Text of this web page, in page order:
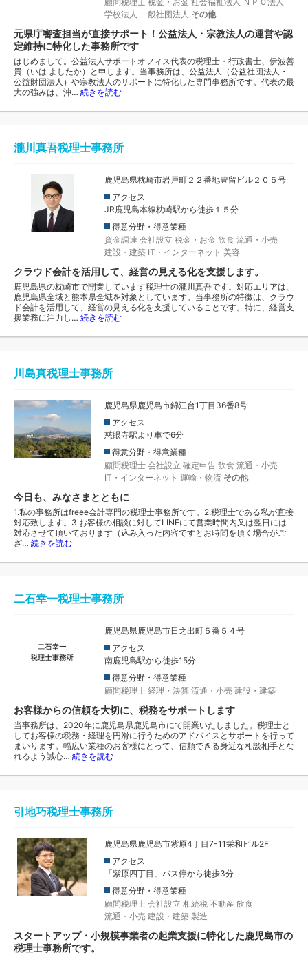
学校法人 一般社団法人 その他
元県庁審査担当が直接サポート！公益法人・宗教法人の運営や認
定維持に特化した事務所です
はじめまして。公益法人サポートオフィス代表の税理士・行政書士、伊波善
貴（いは よしたか）と申します。当事務所は、公益法人（公益社団法人・
公益財団法人）や宗教法人のサポートに特化した専門事務所です。代表の最
大の強みは、沖… 続きを読む
瀧川真吾税理士事務所
鹿児島県枕崎市岩戸町２２番地豊留ビル２０５号
アクセス
JR鹿児島本線枕崎駅から徒歩１５分
得意分野・得意業種
資金調達 会社設立 税金・お金 飲食 流通・小売
建設・建築 IT・インターネット 美容
クラウド会計を活用して、経営の見える化を支援します。
鹿児島県の枕崎市で開業しています税理士の瀧川真吾です。対応エリアは、
鹿児島県全域と熊本県全域を対象としています。当事務所の特徴は、クラウ
ド会計を活用して、経営の見える化を支援していることです。特に、経営支
援業務に注力し… 続きを読む
川島真税理士事務所
鹿児島県鹿児島市錦江台1丁目36番8号
アクセス
慈眼寺駅より車で6分
得意分野・得意業種
顧問税理士 会社設立 確定申告 飲食 流通・小売
IT・インターネット 運輸・物流 その他
今日も、みなさまとともに
1.私の事務所はfreee会計専門の税理士事務所です。2.税理士である私が直接
対応致します。3.お客様の相談に対してLINEにて営業時間内又は翌日には
対応させて頂いております（込み入った内容ですとお時間を頂く場合がご
ざ… 続きを読む
二石幸一税理士事務所
鹿児島県鹿児島市日之出町５番５４号
アクセス
南鹿児島駅から徒歩15分
得意分野・得意業種
顧問税理士 経理・決算 流通・小売 建設・建築
お客様からの信頼を大切に、税務をサポートします
当事務所は、2020年に鹿児島県鹿児島市にて開業いたしました。税理士と
してお客様の税務・経理を円滑に行うためのアドバイスとサポートを行って
まいります。幅広い業種のお客様にとって、信頼できる身近な相談相手とな
れるよう誠心… 続きを読む
引地巧税理士事務所
鹿児島県鹿児島市紫原4丁目7-11栄和ビル2F
アクセス
「紫原四丁目」バス停から徒歩3分
得意分野・得意業種
顧問税理士 会社設立 相続税 不動産 飲食
流通・小売 建設・建築 製造
スタートアップ・小規模事業者の起業支援に特化した鹿児島市の
税理士事務所です。